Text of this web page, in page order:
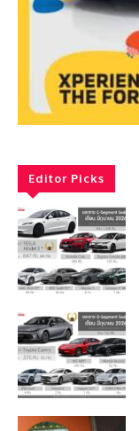
Editor Picks